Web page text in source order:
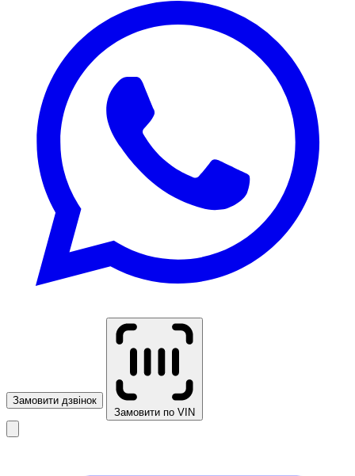
Замовити дзвінок
Замовити по VIN